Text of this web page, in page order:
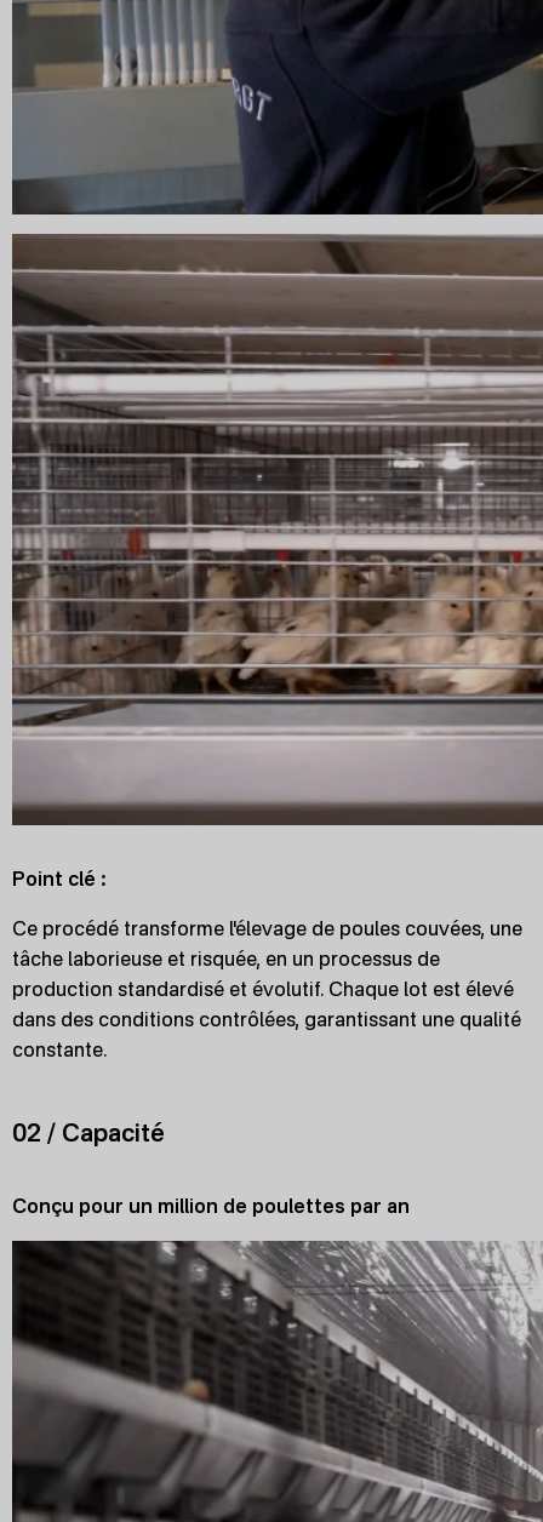
Point clé :
Ce procédé transforme l'élevage de poules couvées, une
tâche laborieuse et risquée, en un processus de
production standardisé et évolutif. Chaque lot est élevé
dans des conditions contrôlées, garantissant une qualité
constante.
02 / Capacité
Conçu pour un million de poulettes par an